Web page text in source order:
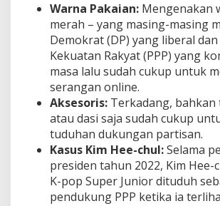
Warna Pakaian: Mengenakan
merah – yang masing-masing
Demokrat (DP) yang liberal
Kekuatan Rakyat (PPP) yang
masa lalu sudah cukup untuk
serangan online.
Aksesoris: Terkadang, bahkan
atau dasi saja sudah cukup
tuduhan dukungan partisan.
Kasus Kim Hee-chul:Selama
presiden tahun 2022, Kim
K-pop Super Junior dituduh
pendukung PPP ketika ia